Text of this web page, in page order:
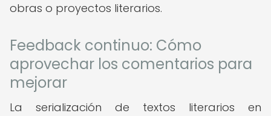
obras o proyectos literarios.
Feedback continuo: Cómo
aprovechar los comentarios para
mejorar
La serialización de textos literarios en